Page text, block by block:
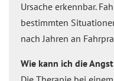
Ursache erkennbar.
bestimmten
nach Jahren an
Wie kann ich die